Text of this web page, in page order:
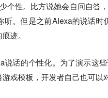
个性。比方说她会自问自答
。但是之前Alexa的说话
迹。
话的个性化。为了演示这
戏模板，开发者自己也可以